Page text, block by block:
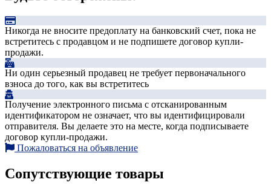
Никогда не вносите предоплату на банковский счет, пока не
встретитесь с продавцом и не подпишете договор купли-
продажи.
Ни один серьезный продавец не требует первоначального
взноса до того, как вы встретитесь
Получение электронного письма с отсканированным
идентификатором не означает, что вы идентифицировали
отправителя. Вы делаете это на месте, когда подписываете
договор купли-продажи.
Пожаловаться на объявление
Сопутствующие товары